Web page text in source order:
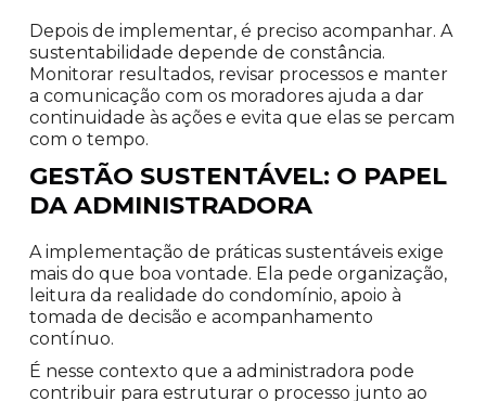
Depois de implementar, é preciso acompanhar. A
sustentabilidade depende de constância.
Monitorar resultados, revisar processos e manter
a comunicação com os moradores ajuda a dar
continuidade às ações e evita que elas se percam
com o tempo.
GESTÃO SUSTENTÁVEL: O PAPEL
DA ADMINISTRADORA
A implementação de práticas sustentáveis exige
mais do que boa vontade. Ela pede organização,
leitura da realidade do condomínio, apoio à
tomada de decisão e acompanhamento
contínuo.
É nesse contexto que a administradora pode
contribuir para estruturar o processo junto ao